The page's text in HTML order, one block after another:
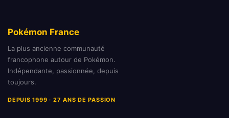
Pokémon France
La plus ancienne communauté
francophone autour de Pokémon.
Indépendante, passionnée, depuis
toujours.
DEPUIS 1999 · 27 ANS DE PASSION